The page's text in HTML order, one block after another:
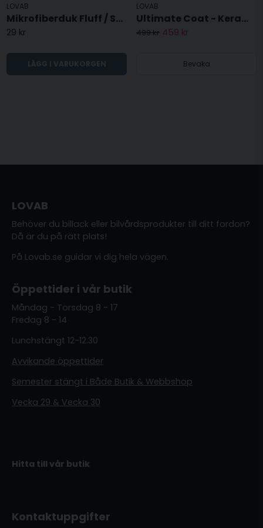
LOVAB
Mikrofiberduk Fluff / Standard
29 kr
LÄGG I VARUKORGEN
LOVAB
Ultimate Coat - Keramisk Lackskydd
499 kr 459 kr
Bevaka
LOVAB
Behöver du billack eller bilvårdsprodukter till ditt fordon?
Då är du på rätt plats!
På Lovab.se guidar vi dig hela vägen.
Öppettider i vår butik
Måndag - Torsdag 8 - 17
Fredag 8 - 14
Lunchstängt 12-12.30
Avvikande öppettider
Semester stängt i Både Butik & Webbshop
Vecka 29 & Vecka 30
Hitta till vår butik
Kontaktuppgifter